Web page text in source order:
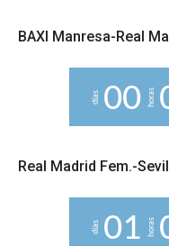
BAXI Manresa-Real
días 00 horas
Real Madrid Fem.-
días 01 horas